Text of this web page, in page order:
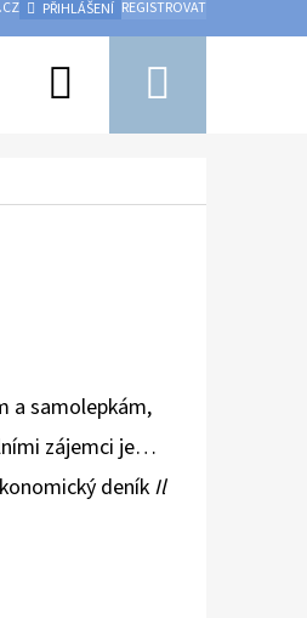
PŘIHLÁŠENÍ REGISTROVAT
Hledat
a samolepkám,
zájemci je…
deník Il